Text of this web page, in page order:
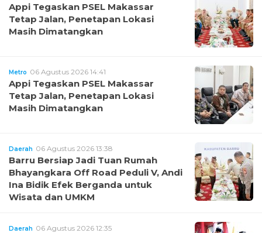
Appi Tegaskan PSEL Makassar
Tetap Jalan, Penetapan Lokasi
Masih Dimatangkan
Metro 06 Agustus 2026 14:41
Appi Tegaskan PSEL Makassar
Tetap Jalan, Penetapan Lokasi
Masih Dimatangkan
Daerah 06 Agustus 2026 13:38
Barru Bersiap Jadi Tuan Rumah
Bhayangkara Off Road Peduli V, Andi
Ina Bidik Efek Berganda untuk
Wisata dan UMKM
Daerah 06 Agustus 2026 12:35